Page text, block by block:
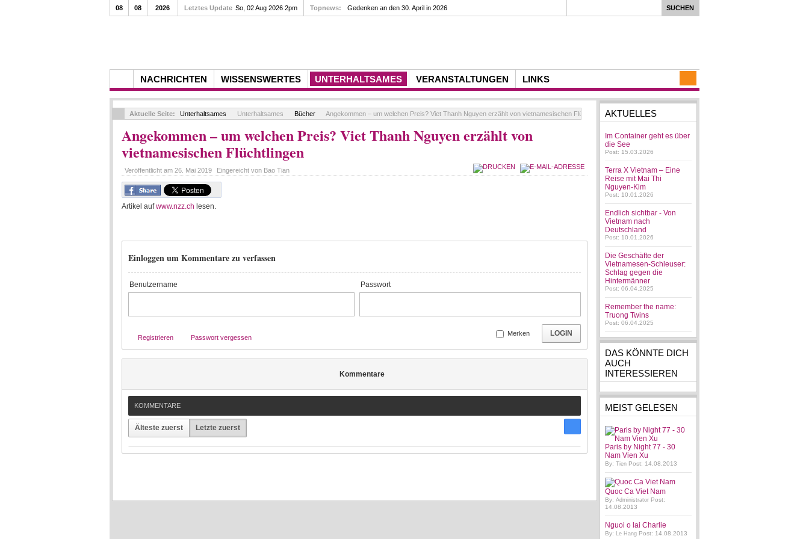
NACHRICHTEN WISSENSWERTES UNTERHALTSAMES VERANSTALTUNGEN LINKS
08 08 2026 Letztes Update So, 02 Aug 2026 2pm Topnews: Gedenken an den 30. April in 2026
Aktuelle Seite: Unterhaltsames Unterhaltsames Bücher Angekommen – um welchen Preis? Viet Thanh Nguyen erzählt von vietnamesischen Flüchtlingen
Angekommen – um welchen Preis? Viet Thanh Nguyen erzählt von
vietnamesischen Flüchtlingen
Veröffentlicht am 26. Mai 2019 Eingereicht von Bao Tian
Artikel aufwww.nzz.ch lesen.
Einloggen um Kommentare zu verfassen
Benutzername Passwort
LOGIN
Merken
Registrieren Passwort vergessen
Kommentare
KOMMENTARE
Älteste zuerst Letzte zuerst
AKTUELLES
Im Container geht es über
die See
Post: 15.03.2026
Terra X Vietnam – Eine
Reise mit Mai Thi
Nguyen-Kim
Post: 10.01.2026
Endlich sichtbar - Von
Vietnam nach
Deutschland
Post: 10.01.2026
Die Geschäfte der
Vietnamesen-Schleuser:
Schlag gegen die
Hintermänner
Post: 06.04.2025
Remember the name:
Truong Twins
Post: 06.04.2025
DAS KÖNNTE DICH
AUCH
INTERESSIEREN
MEIST GELESEN
Paris by Night 77 - 30
Nam Vien Xu
By:Tien Post: 14.08.2013
Quoc Ca Viet Nam
By:Administrator Post:
14.08.2013
Nguoi o lai Charlie
By:Le Hang Post: 14.08.2013